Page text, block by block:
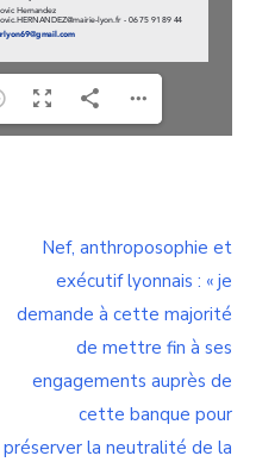
Nef, anthroposophie et
exécutif lyonnais : « je
demande à cette majorité
de mettre fin à ses
engagements auprès de
cette banque pour
préserver la neutralité de la